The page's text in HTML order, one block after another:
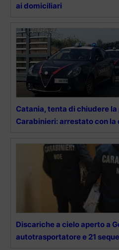
ai domiciliari
Catania, tenta di chiudere
Carabinieri: arrestato con la
Discariche a cielo aperto a
autotrasportatore e 21